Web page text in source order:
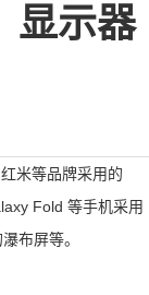
显示器
米等品牌采用的
Fold 等手机采用
布屏等。